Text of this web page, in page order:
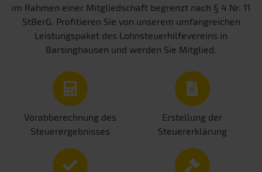
im Rahmen einer Mitgliedschaft begrenzt nach § 4 Nr. 11
StBerG. Profitieren Sie von unserem umfangreichen
Leistungspaket des Lohnsteuerhilfevereins in
Barsinghausen und werden Sie Mitglied.
Vorabberechnung des
Steuerergebnisses
Erstellung der
Steuererklärung